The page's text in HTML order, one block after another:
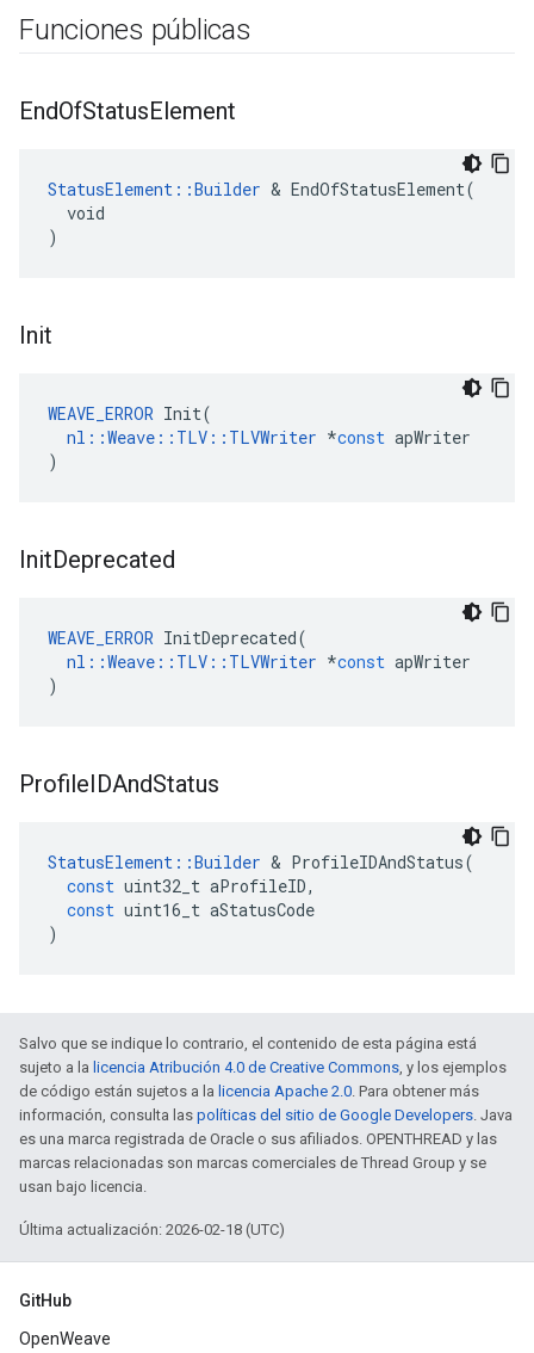
Funciones públicas
EndOfStatusElement
StatusElement::Builder & EndOfStatusElement(
  void
)
Init
WEAVE_ERROR Init(
nl ::Weave :: TLV :: TLVWriter *const apWriter
)
InitDeprecated
WEAVE_ERROR InitDeprecated(
nl ::Weave :: TLV :: TLVWriter *const apWriter
)
ProfileIDAndStatus
StatusElement ::Builder & ProfileIDAndStatus(
const uint32_t aProfileID,
const uint16_t aStatusCode
)
Salvo que se indique lo contrario, el contenido de esta página está
sujeto a la licencia Atribución 4.0 de Creative Commons, y los ejemplos
de código están sujetos a la licencia Apache 2.0. Para obtener más
información, consulta las políticas del sitio de Google Developers. Java
es una marca registrada de Oracle o sus afiliados. OPENTHREAD y las
marcas relacionadas son marcas comerciales de Thread Group y se
usan bajo licencia.
Última actualización: 2026-02-18 (UTC)
GitHub
OpenWeave